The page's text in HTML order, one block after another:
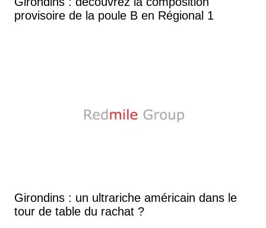
provisoire de la poule B en Régional 1
Girondins : un ultrariche américain dans le
tour de table du rachat ?